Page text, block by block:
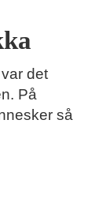
det
På
så